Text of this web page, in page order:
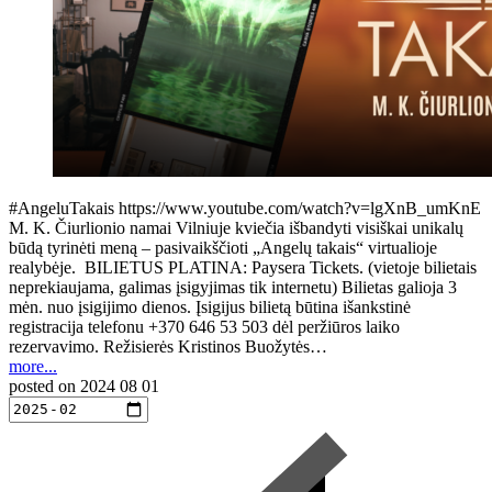
#AngeluTakais https://www.youtube.com/watch?v=lgXnB_umKnE
M. K. Čiurlionio namai Vilniuje kviečia išbandyti visiškai unikalų
būdą tyrinėti meną – pasivaikščioti „Angelų takais“ virtualioje
realybėje. BILIETUS PLATINA: Paysera Tickets. (vietoje bilietais
neprekiaujama, galimas įsigyjimas tik internetu) Bilietas galioja 3
mėn. nuo įsigijimo dienos. Įsigijus bilietą būtina išankstinė
registracija telefonu +370 646 53 503 dėl peržiūros laiko
rezervavimo. Režisierės Kristinos Buožytės…
more...
posted on 2024 08 01